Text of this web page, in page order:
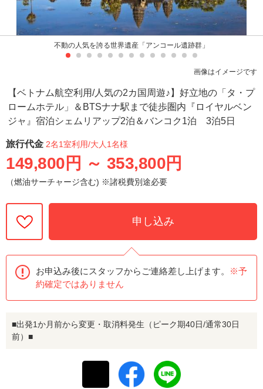
不動の人気を誇る世界遺産「アンコール遺跡群」
画像はイメージです
【ベトナム航空利用/人気の2カ国周遊♪】好立地の「タ・プ
ロームホテル」＆BTSナナ駅まで徒歩圏内『ロイヤルベン
ジャ』宿泊シェムリアップ2泊＆バンコク1泊 3泊5日
旅行代金 2名1室利用/大人1名様
149,800円 ～ 353,800円
（燃油サーチャージ含む) ※諸税費別途必要
申し込み
お申込み後にスタッフからご連絡差し上げます。
※予
約確定ではありません
■出発1か月前から変更・取消料発生（ピーク期40日/通常30日
前）■